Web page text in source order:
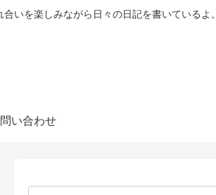
いを楽しみながら日々の日記を書いているよ。
い合わせ